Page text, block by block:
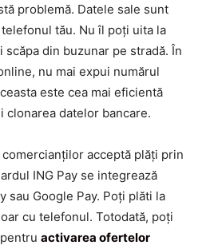
problemă. Datele sale sunt
tău. Nu îl poți uita la
din buzunar pe stradă. În
nu mai expui numărul
este cea mai eficientă
clonarea datelor bancare.
acceptă plăți prin
ING Pay se integrează
sau Google Pay. Poți plăti la
cu telefonul. Totodată, poți
activarea ofertelor